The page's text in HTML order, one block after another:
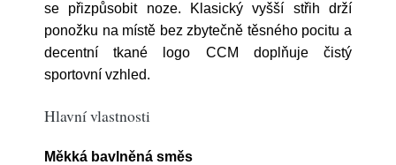
se přizpůsobit noze. Klasický vyšší střih drží
ponožku na místě bez zbytečně těsného pocitu a
decentní tkané logo CCM doplňuje čistý
sportovní vzhled.
Hlavní vlastnosti
Měkká bavlněná směs